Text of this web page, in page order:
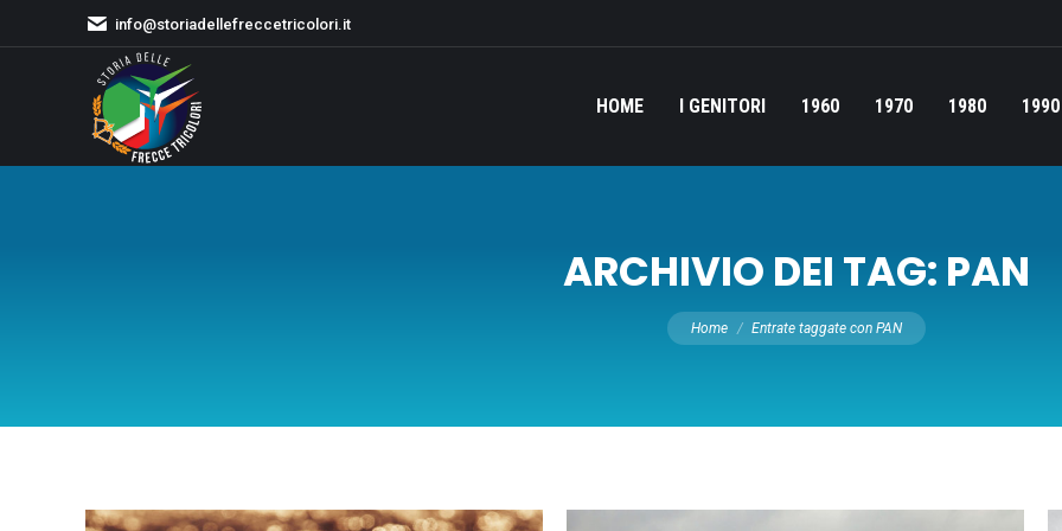
info@storiadellefreccetricolori.it
HOME I GENITORI 1960 1970 1980 1990
ARCHIVIO DEI TAG: PAN
Tu sei qui:
Home Entrate taggate con PAN